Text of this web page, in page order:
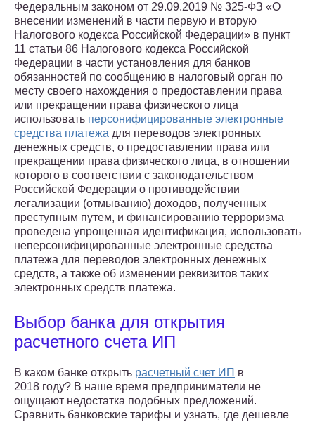
Федеральным законом от 29.09.2019 № 325-ФЗ «О
внесении изменений в части первую и вторую
Налогового кодекса Российской Федерации» в пункт
11 статьи 86 Налогового кодекса Российской
Федерации в части установления для банков
обязанностей по сообщению в налоговый орган по
месту своего нахождения о предоставлении права
или прекращении права физического лица
использовать персонифицированные электронные
средства платежа для переводов электронных
денежных средств, о предоставлении права или
прекращении права физического лица, в отношении
которого в соответствии с законодательством
Российской Федерации о противодействии
легализации (отмыванию) доходов, полученных
преступным путем, и финансированию терроризма
проведена упрощенная идентификация, использовать
неперсонифицированные электронные средства
платежа для переводов электронных денежных
средств, а также об изменении реквизитов таких
электронных средств платежа.
Выбор банка для открытия
расчетного счета ИП
В каком банке открыть расчетный счет ИП в
2018 году? В наше время предприниматели не
ощущают недостатка подобных предложений.
Сравнить банковские тарифы и узнать, где дешевле